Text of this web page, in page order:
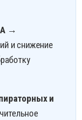
→
и снижение
и